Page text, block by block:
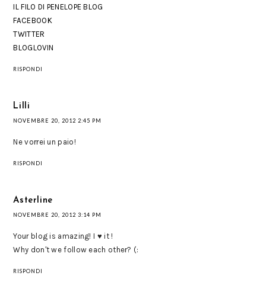
IL FILO DI PENELOPE BLOG
FACEBOOK
TWITTER
BLOGLOVIN
RISPONDI
Lilli
NOVEMBRE 20, 2012 2:45 PM
Ne vorrei un paio!
RISPONDI
Asterline
NOVEMBRE 20, 2012 3:14 PM
Your blog is amazing! I ♥ it !
Why don't we follow each other? (:
RISPONDI